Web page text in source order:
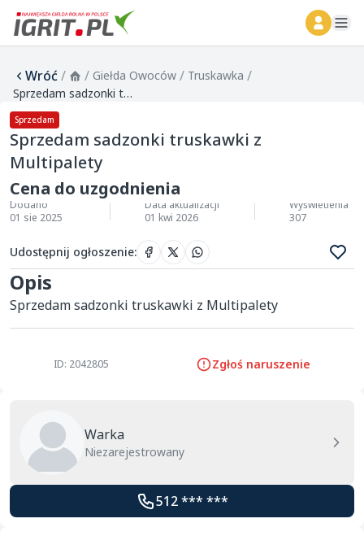
Wróć/ / Giełda Owoców / Truskawka /
Sprzedam sadzonki truskawki z Multipalety
Sprzedam
Sprzedam sadzonki truskawki z
Multipalety
Cena do uzgodnienia
Dodano
01 sie 2025
Data aktualizacji
01 kwi 2026
Wyświetlenia
307
Udostępnij ogłoszenie:
Opis
Sprzedam sadzonki truskawki z Multipalety
ID: 2042805 Zgłoś naruszenie
Warka
Niezarejestrowany
512 *** ***